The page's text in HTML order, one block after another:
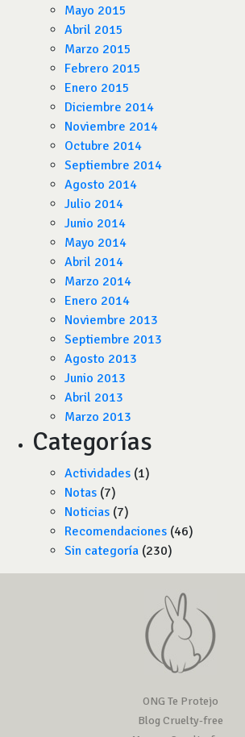
Mayo 2015
Abril 2015
Marzo 2015
Febrero 2015
Enero 2015
Diciembre 2014
Noviembre 2014
Octubre 2014
Septiembre 2014
Agosto 2014
Julio 2014
Junio 2014
Mayo 2014
Abril 2014
Marzo 2014
Enero 2014
Noviembre 2013
Septiembre 2013
Agosto 2013
Junio 2013
Abril 2013
Marzo 2013
Categorías
Actividades (1)
Notas (7)
Noticias (7)
Recomendaciones (46)
Sin categoría (230)
ONG Te Protejo
Blog Cruelty-free